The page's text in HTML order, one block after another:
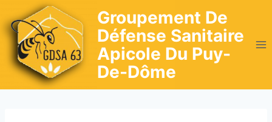
to
content
Groupement De
Défense Sanitaire
Apicole Du Puy-
De-Dôme